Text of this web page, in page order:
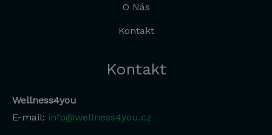
O Nás
Kontakt
Kontakt
Wellness4you
E-mail: info@wellness4you.cz